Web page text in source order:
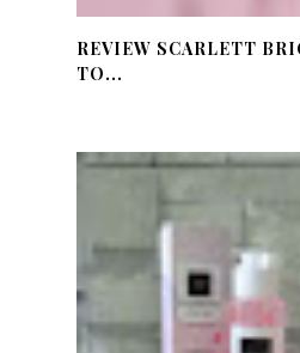
REVIEW SCARLETT
TO...